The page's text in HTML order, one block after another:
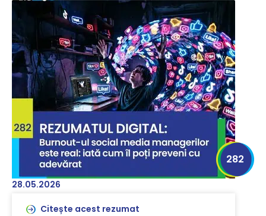
28.05.2026
282
Citește acest rezumat